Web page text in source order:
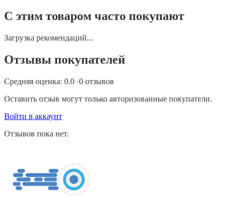
С этим товаром часто покупают
Загрузка рекомендаций...
Отзывы покупателей
Средняя оценка: 0.0 ·0 отзывов
Оставить отзыв могут только авторизованные покупатели.
Войти в аккаунт
Отзывов пока нет.